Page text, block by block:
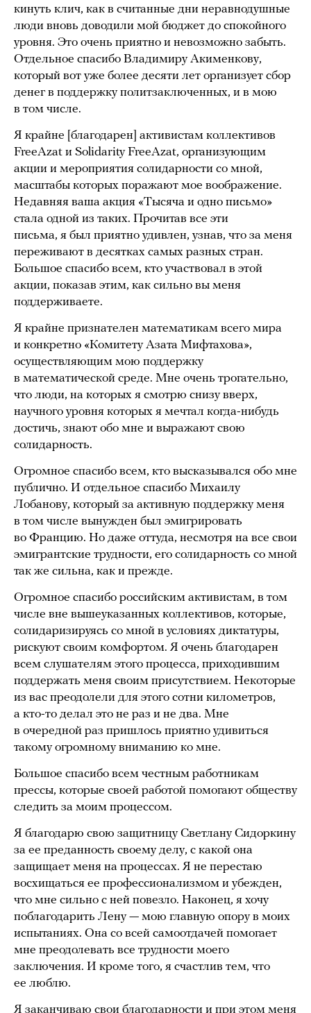
кинуть клич, как в считанные дни неравнодушные
люди вновь доводили мой бюджет до спокойного
уровня. Это очень приятно и невозможно забыть.
Отдельное спасибо Владимиру Акименкову,
который вот уже более десяти лет организует сбор
денег в поддержку политзаключенных, и в мою
в том числе.
Я крайне [благодарен] активистам коллективов
FreeAzat и Solidarity FreeAzat, организующим
акции и мероприятия солидарности со мной,
масштабы которых поражают мое воображение.
Недавняя ваша акция «Тысяча и одно письмо»
стала одной из таких. Прочитав все эти
письма, я был приятно удивлен, узнав, что за меня
переживают в десятках самых разных стран.
Большое спасибо всем, кто участвовал в этой
акции, показав этим, как сильно вы меня
поддерживаете.
Я крайне признателен математикам всего мира
и конкретно «Комитету Азата Мифтахова»,
осуществляющим мою поддержку
в математической среде. Мне очень трогательно,
что люди, на которых я смотрю снизу вверх,
научного уровня которых я мечтал когда-нибудь
достичь, знают обо мне и выражают свою
солидарность.
Огромное спасибо всем, кто высказывался обо мне
публично. И отдельное спасибо Михаилу
Лобанову, который за активную поддержку меня
в том числе вынужден был эмигрировать
во Францию. Но даже оттуда, несмотря на все свои
эмигрантские трудности, его солидарность со мной
так же сильна, как и прежде.
Огромное спасибо российским активистам, в том
числе вне вышеуказанных коллективов, которые,
солидаризируясь со мной в условиях диктатуры,
рискуют своим комфортом. Я очень благодарен
всем слушателям этого процесса, приходившим
поддержать меня своим присутствием. Некоторые
из вас преодолели для этого сотни километров,
а кто-то делал это не раз и не два. Мне
в очередной раз пришлось приятно удивиться
такому огромному вниманию ко мне.
Большое спасибо всем честным работникам
прессы, которые своей работой помогают обществу
следить за моим процессом.
Я благодарю свою защитницу Светлану Сидоркину
за ее преданность своему делу, с какой она
защищает меня на процессах. Я не перестаю
восхищаться ее профессионализмом и убежден,
что мне сильно с ней повезло. Наконец, я хочу
поблагодарить Лену — мою главную опору в моих
испытаниях. Она со всей самоотдачей помогает
мне преодолевать все трудности моего
заключения. И кроме того, я счастлив тем, что
ее люблю.
Я заканчиваю свои благодарности и при этом меня